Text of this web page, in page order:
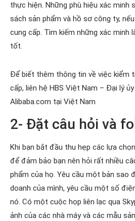
thực hiện. Những phù hiệu xác minh
sách sản phẩm và hồ sơ công ty,
cung cấp. Tìm kiếm những xác minh
tốt.
Để biết thêm thông tin về việc kiểm
cấp, liên hệ HBS Việt Nam – Đại lý
Alibaba.com tại Việt Nam
2- Đặt câu hỏi và
Khi bạn bắt đầu thu hẹp các lựa
để đảm bảo bạn nên hỏi rất nhiều
phẩm của họ. Yêu cầu một bản sao
doanh của mình, yêu cầu một số
nó. Có một cuộc họp liên lạc qua
ảnh của các nhà máy và các mẫu